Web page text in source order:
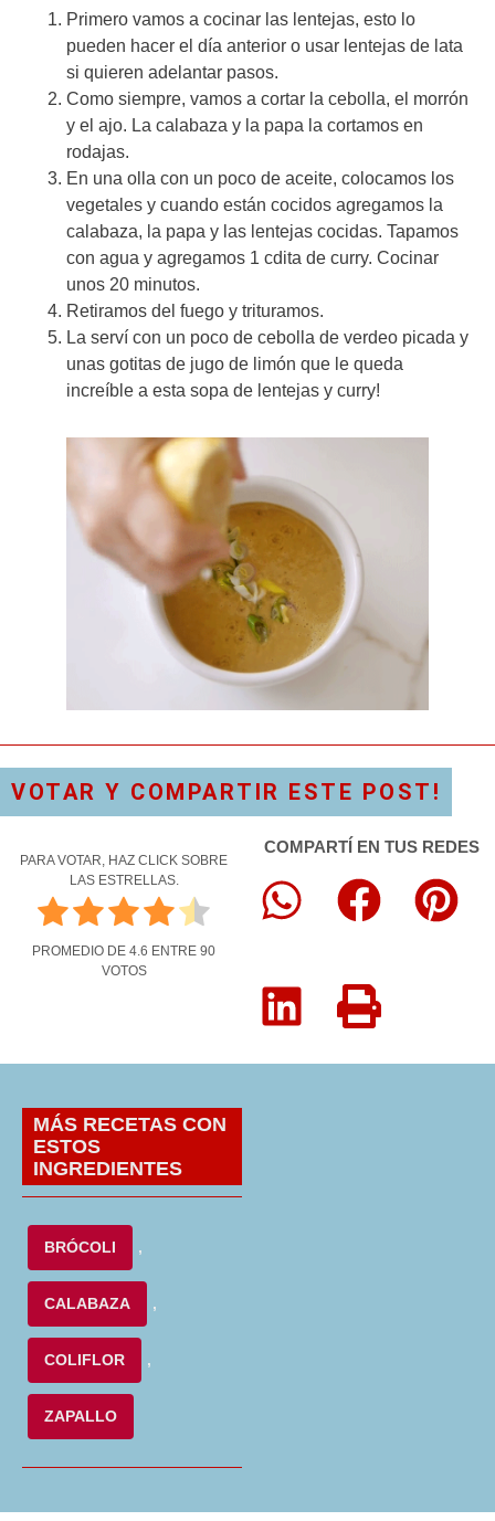
Primero vamos a cocinar las lentejas, esto lo
pueden hacer el día anterior o usar lentejas de lata
si quieren adelantar pasos.
Como siempre, vamos a cortar la cebolla, el morrón
y el ajo. La calabaza y la papa la cortamos en
rodajas.
En una olla con un poco de aceite, colocamos los
vegetales y cuando están cocidos agregamos la
calabaza, la papa y las lentejas cocidas. Tapamos
con agua y agregamos 1 cdita de curry. Cocinar
unos 20 minutos.
Retiramos del fuego y trituramos.
La serví con un poco de cebolla de verdeo picada y
unas gotitas de jugo de limón que le queda
increíble a esta sopa de lentejas y curry!
VOTAR Y COMPARTIR ESTE POST!
PARA VOTAR, HAZ CLICK SOBRE
LAS ESTRELLAS.
PROMEDIO DE 4.6 ENTRE 90
VOTOS
COMPARTÍ EN TUS REDES
MÁS RECETAS CON
ESTOS
INGREDIENTES
BRÓCOLI ,
CALABAZA ,
COLIFLOR ,
ZAPALLO